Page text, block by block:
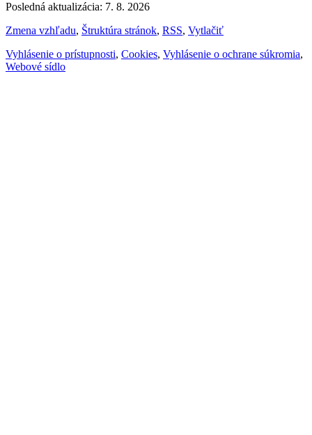
Posledná aktualizácia: 7. 8. 2026
Zmena vzhľadu, Štruktúra stránok, RSS, Vytlačiť
Vyhlásenie o prístupnosti, Cookies, Vyhlásenie o ochrane súkromia,
Webové sídlo